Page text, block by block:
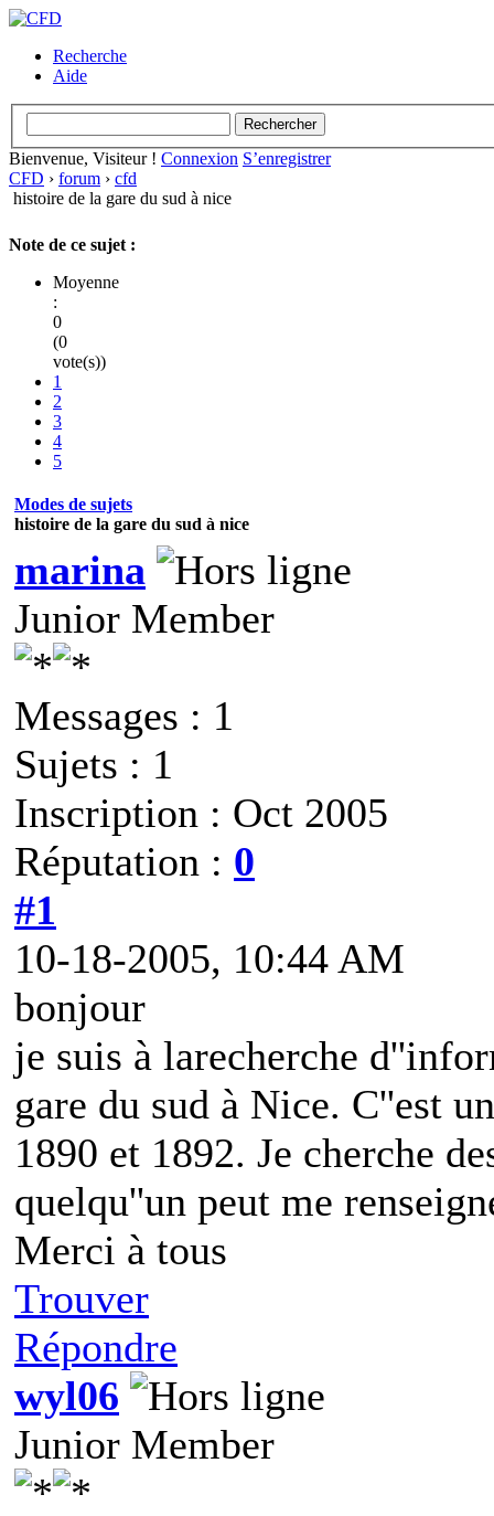
Recherche
Aide
Bienvenue, Visiteur ! Connexion S’enregistrer
CFD › forum › cfd
histoire de la gare du sud à nice
Note de ce sujet :
Moyenne
:
0
(0
vote(s))
1
2
3
4
5
Modes de sujets
histoire de la gare du sud à nice
marina
Junior Member
Messages : 1
Sujets : 1
Inscription : Oct 2005
Réputation : 0
#1
10-18-2005, 10:44 AM
bonjour
je suis à larecherche
gare du sud à Nice. C''est
1890 et 1892. Je cherche
quelqu''un peut me
Merci à tous
Trouver
Répondre
wyl06
Junior Member